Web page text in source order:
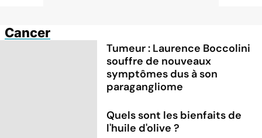
Cancer
Tumeur : Laurence Boccolini
souffre de nouveaux
symptômes dus à son
paragangliome
Quels sont les bienfaits de
l'huile d'olive ?